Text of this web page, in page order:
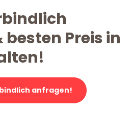
Preis in
anfragen!